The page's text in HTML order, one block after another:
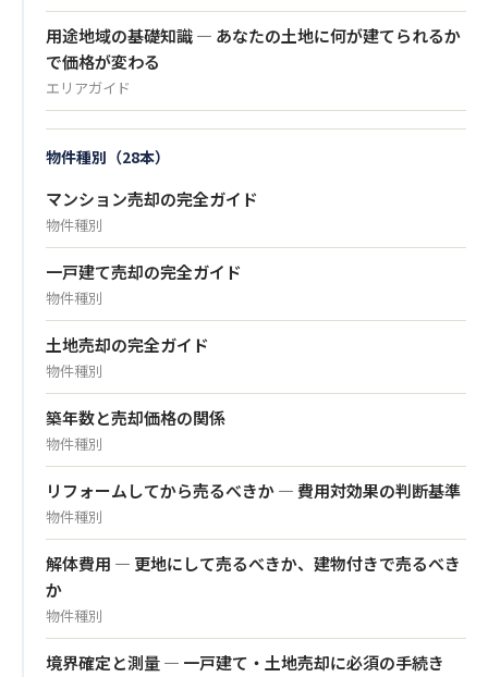
用途地域の基礎知識 — あなたの土地に何が建てられるか
で価格が変わる
エリアガイド
物件種別（28本）
マンション売却の完全ガイド
物件種別
一戸建て売却の完全ガイド
物件種別
土地売却の完全ガイド
物件種別
築年数と売却価格の関係
物件種別
リフォームしてから売るべきか — 費用対効果の判断基準
物件種別
解体費用 — 更地にして売るべきか、建物付きで売るべき
か
物件種別
境界確定と測量 — 一戸建て・土地売却に必須の手続き